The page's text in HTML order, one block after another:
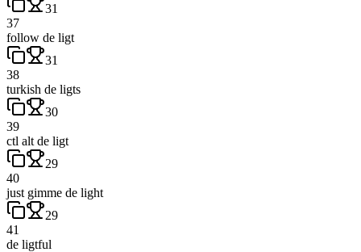
31
37
follow de ligt
31
38
turkish de ligts
30
39
ctl alt de ligt
29
40
just gimme de light
29
41
de ligtful